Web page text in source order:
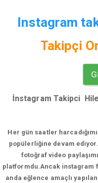
Instagram
Takipçi
İnstagram Takipci
Her gün saatler
popülerliğine devam ediyor.
fotoğraf video
platformdu.Ancak instagram
anda eğlence amaçlı